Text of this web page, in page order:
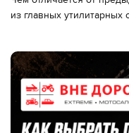
из главных утилитарных